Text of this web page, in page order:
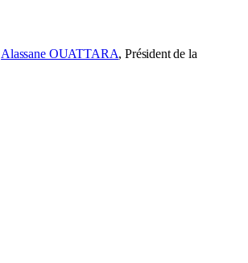
Alassane OUATTARA, Président de la